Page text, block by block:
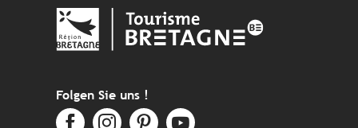
Folgen Sie uns !